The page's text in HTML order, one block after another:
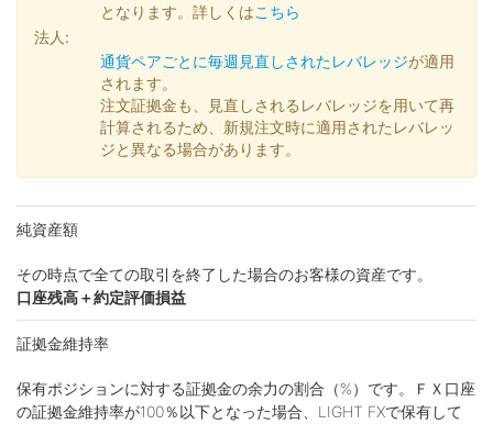
となります。詳しくはこちら
法人:
通貨ペアごとに毎週見直しされたレバレッジが適用
されます。
注文証拠金も、見直しされるレバレッジを用いて再
計算されるため、新規注文時に適用されたレバレッ
ジと異なる場合があります。
純資産額
その時点で全ての取引を終了した場合のお客様の資産です。
口座残高＋約定評価損益
証拠金維持率
保有ポジションに対する証拠金の余力の割合（%）です。ＦＸ口座
の証拠金維持率が100％以下となった場合、LIGHT FXで保有して